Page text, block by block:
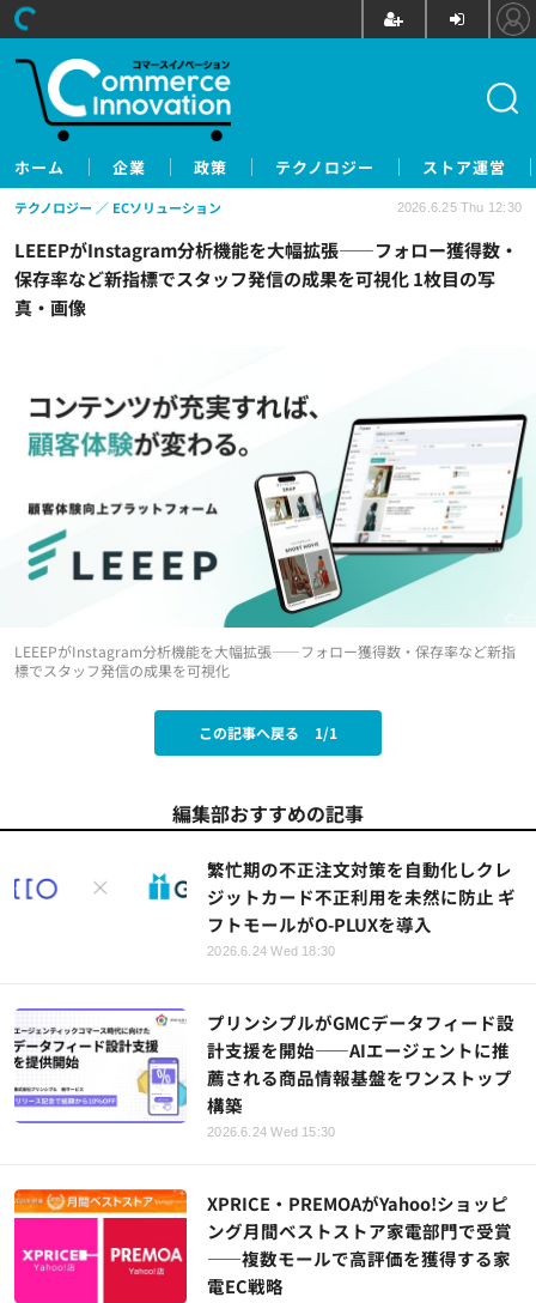
ホーム 企業 政策 テクノロジー ストア運営
LEEEPがInstagram分析機能を大幅拡張——フォロー獲得数・
保存率など新指標でスタッフ発信の成果を可視化 1枚目の写
真・画像
テクノロジー ECソリューション 2026.6.25 Thu 12:30
LEEEPがInstagram分析機能を大幅拡張——フォロー獲得数・保存率など新指
標でスタッフ発信の成果を可視化
この記事へ戻る 1/1
編集部おすすめの記事
繁忙期の不正注文対策を自動化しクレ
ジットカード不正利用を未然に防止 ギ
フトモールがO-PLUXを導入
2026.6.24 Wed 18:30
プリンシプルがGMCデータフィード設
計支援を開始——AIエージェントに推
薦される商品情報基盤をワンストップ
構築
2026.6.24 Wed 15:30
XPRICE・PREMOAがYahoo!ショッピ
ング月間ベストストア家電部門で受賞
——複数モールで高評価を獲得する家
電EC戦略